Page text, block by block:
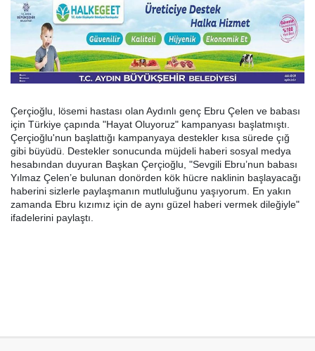
Çerçioğlu, lösemi hastası olan Aydınlı genç Ebru Çelen ve babası
için Türkiye çapında "Hayat Oluyoruz" kampanyası başlatmıştı.
Çerçioğlu'nun başlattığı kampanyaya destekler kısa sürede çığ
gibi büyüdü. Destekler sonucunda müjdeli haberi sosyal medya
hesabından duyuran Başkan Çerçioğlu, "Sevgili Ebru’nun babası
Yılmaz Çelen’e bulunan donörden kök hücre naklinin başlayacağı
haberini sizlerle paylaşmanın mutluluğunu yaşıyorum. En yakın
zamanda Ebru kızımız için de aynı güzel haberi vermek dileğiyle"
ifadelerini paylaştı.